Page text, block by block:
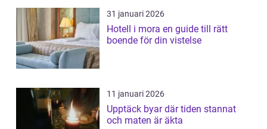
31 januari 2026
Hotell i mora en guide till rätt
boende för din vistelse
11 januari 2026
Upptäck byar där tiden stannat
och maten är äkta